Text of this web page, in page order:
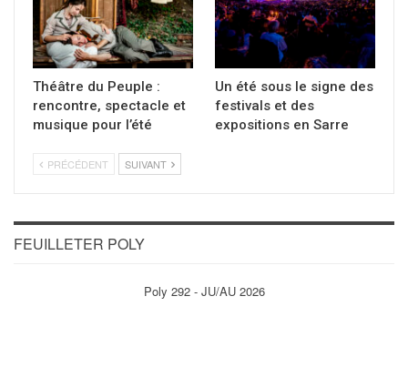
Théâtre du Peuple :
rencontre, spectacle et
musique pour l’été
Un été sous le signe des
festivals et des
expositions en Sarre
PRÉCÉDENT SUIVANT
FEUILLETER POLY
Poly 292 - JU/AU 2026